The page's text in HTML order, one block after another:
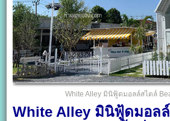
White Alley มินิฟู้ดมอลล์สไตล์
White Alley มินิฟู้ดมอล